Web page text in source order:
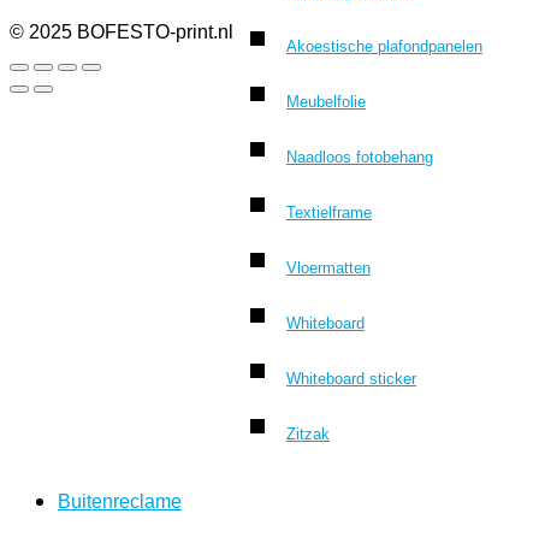
Akoestische plafondpanelen
Meubelfolie
Naadloos fotobehang
Textielframe
Vloermatten
Whiteboard
Whiteboard sticker
Zitzak
Buitenreclame
© 2025 BOFESTO-print.nl